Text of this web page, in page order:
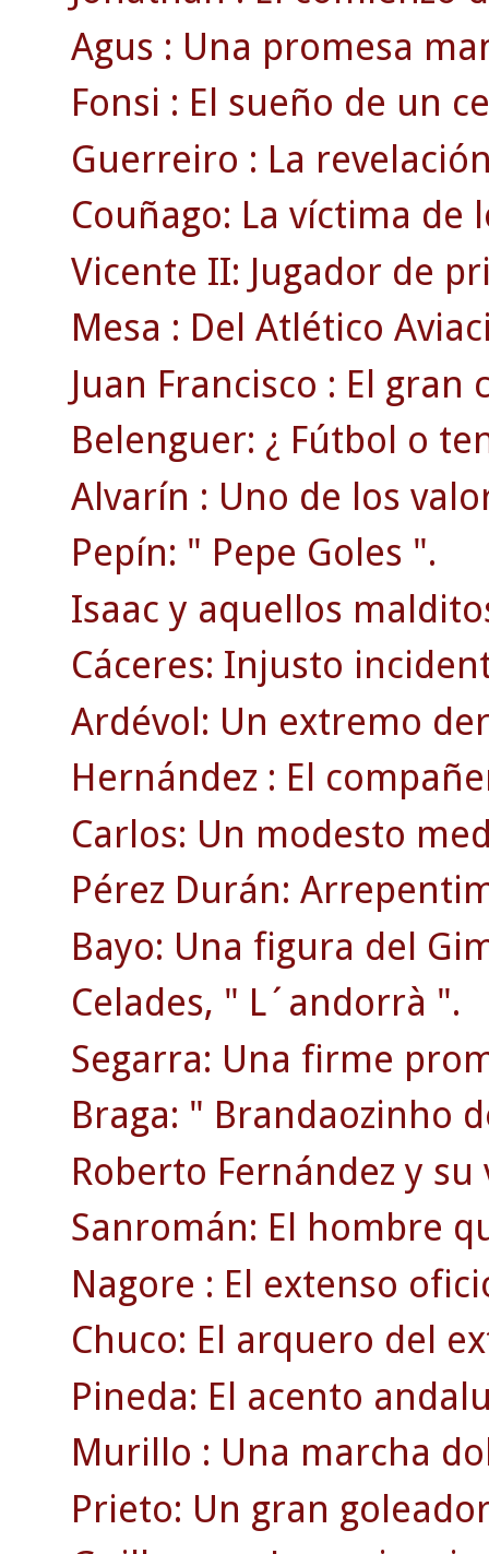
Agus : Una promesa
Fonsi : El sueño de un
Guerreiro : La
Couñago: La víctima de
Vicente II: Jugador de
Mesa : Del Atlético
Juan Francisco : El
Belenguer: ¿ Fútbol o
Alvarín : Uno de los
Pepín: " Pepe Goles ".
Isaac y aquellos
Cáceres: Injusto
Ardévol: Un extremo
Hernández : El
Carlos: Un modesto
Pérez Durán:
Bayo: Una figura del
Celades, " L´andorrà ".
Segarra: Una firme
Braga: " Brandaozinho
Roberto Fernández y
Sanromán: El hombre
Nagore : El extenso
Chuco: El arquero del
Pineda: El acento
Murillo : Una marcha
Prieto: Un gran